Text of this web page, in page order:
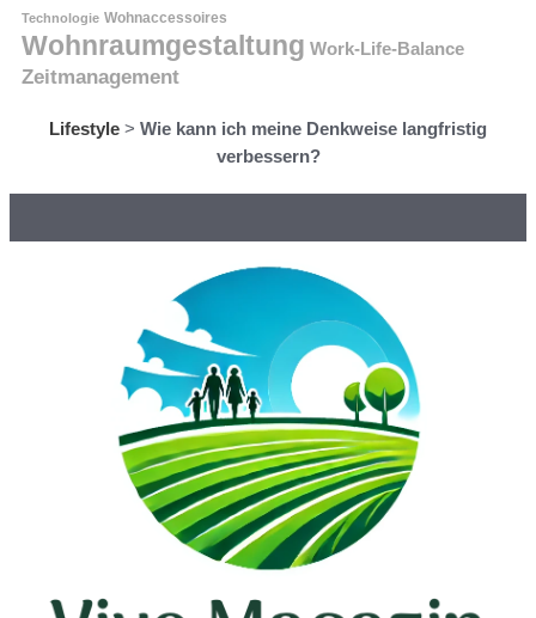
Technologie Wohnaccessoires
Wohnraumgestaltung Work-Life-Balance
Zeitmanagement
Lifestyle > Wie kann ich meine Denkweise langfristig
verbessern?